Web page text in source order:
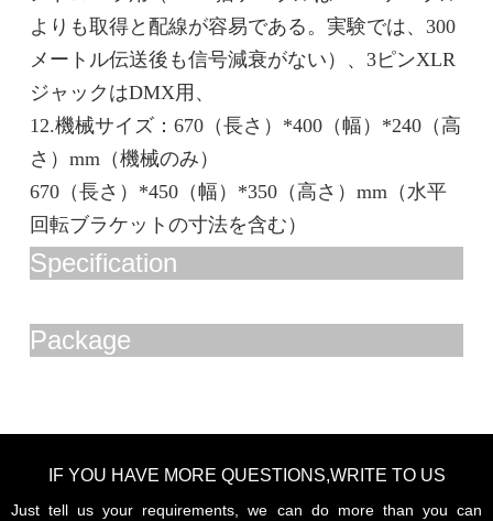
よりも取得と配線が容易である。実験では、300
メートル伝送後も信号減衰がない）、3ピンXLR
ジャックはDMX用、
12.機械サイズ：670（長さ）*400（幅）*240（高
さ）mm（機械のみ）
670（長さ）*450（幅）*350（高さ）mm（水平
回転ブラケットの寸法を含む）
Specification
Package
IF YOU HAVE MORE QUESTIONS,WRITE TO US
Just tell us your requirements, we can do more than you can